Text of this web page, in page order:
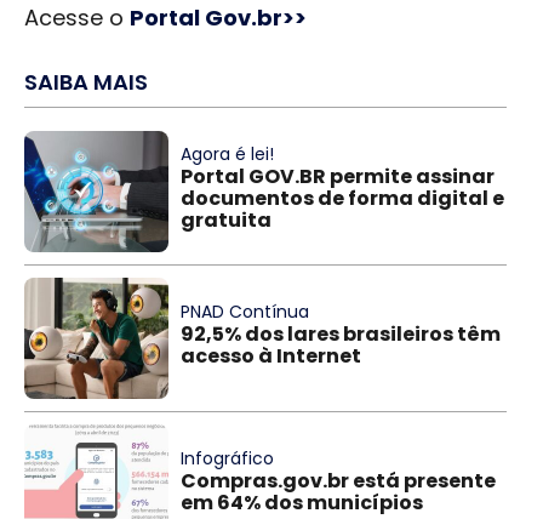
Acesse o Portal Gov.br>>
SAIBA MAIS
Agora é lei!
Portal GOV.BR permite assinar
documentos de forma digital e
gratuita
PNAD Contínua
92,5% dos lares brasileiros têm
acesso à Internet
Infográfico
Compras.gov.br está presente
em 64% dos municípios